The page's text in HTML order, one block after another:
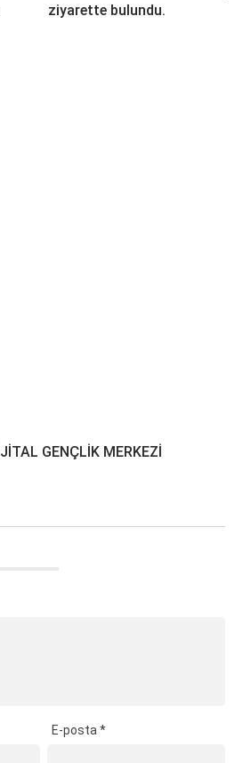
ziyarette bulundu.
GENÇLİK MERKEZİ
E-posta*